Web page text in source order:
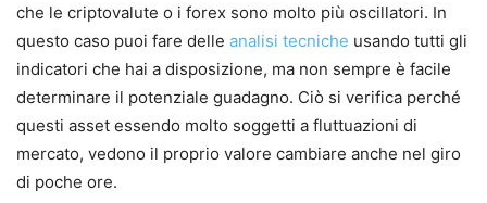
che le criptovalute o i forex sono molto più oscillatori. In
questo caso puoi fare delle analisi tecniche usando tutti gli
indicatori che hai a disposizione, ma non sempre è facile
determinare il potenziale guadagno. Ciò si verifica perché
questi asset essendo molto soggetti a fluttuazioni di
mercato, vedono il proprio valore cambiare anche nel giro
di poche ore.